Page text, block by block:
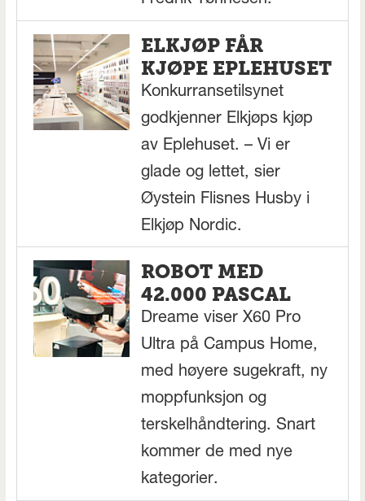
ELKJØP FÅR
KJØPE EPLEHUSET
Konkurransetilsynet
godkjenner Elkjøps kjøp
av Eplehuset. – Vi er
glade og lettet, sier
Øystein Flisnes Husby i
Elkjøp Nordic.
ROBOT MED
42.000 PASCAL
Dreame viser X60 Pro
Ultra på Campus Home,
med høyere sugekraft, ny
moppfunksjon og
terskelhåndtering. Snart
kommer de med nye
kategorier.